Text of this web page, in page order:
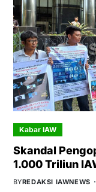
Kabar IAW
Skandal
1.000 Triliun
BYREDAKSI IAWNEWS